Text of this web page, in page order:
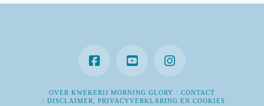
OVER KWEKERIJ MORNING GLORY
CONTACT
DISCLAIMER, PRIVACYVERKLARING EN COOKIES